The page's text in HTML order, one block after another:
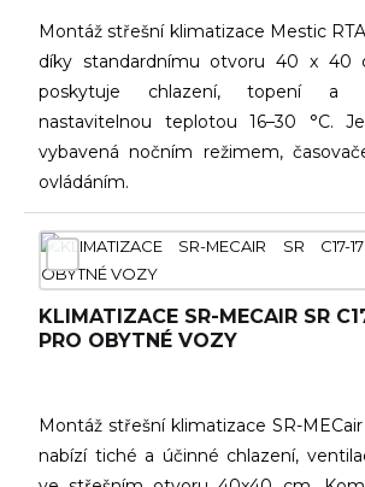
Montáž střešní klimatizace Mestic
díky standardnímu otvoru 40 x 40
poskytuje chlazení, topení a
nastavitelnou teplotou 16–30 °C.
vybavená nočním režimem,
ovládáním.
KLIMATIZACE SR-MECAIR SR
PRO OBYTNÉ VOZY
Montáž střešní klimatizace SR-
nabízí tiché a účinné chlazení,